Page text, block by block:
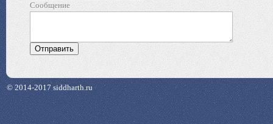
Сообщение
© 2014-2017 siddharth.ru